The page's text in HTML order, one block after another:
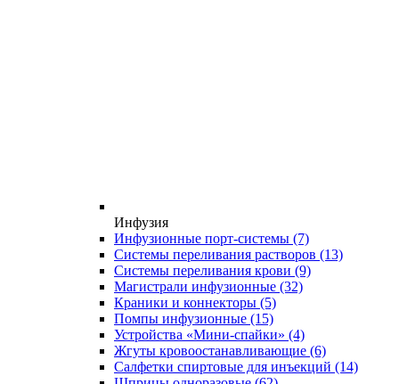
Инфузия
Инфузионные порт-системы (7)
Системы переливания растворов (13)
Системы переливания крови (9)
Магистрали инфузионные (32)
Краники и коннекторы (5)
Помпы инфузионные (15)
Устройства «Мини-спайки» (4)
Жгуты кровоостанавливающие (6)
Салфетки спиртовые для инъекций (14)